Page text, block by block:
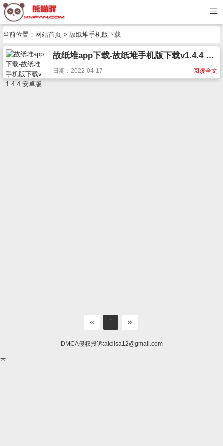
当前位置： 网站首页 > 故纸堆手机版下载
故纸堆app下载-故纸堆手机版下载v1.4.4 安卓版
阅读全文
日期：2022-04-17
‹‹ 1 ››
DMCA侵权投诉:akdlsa12@gmail.com